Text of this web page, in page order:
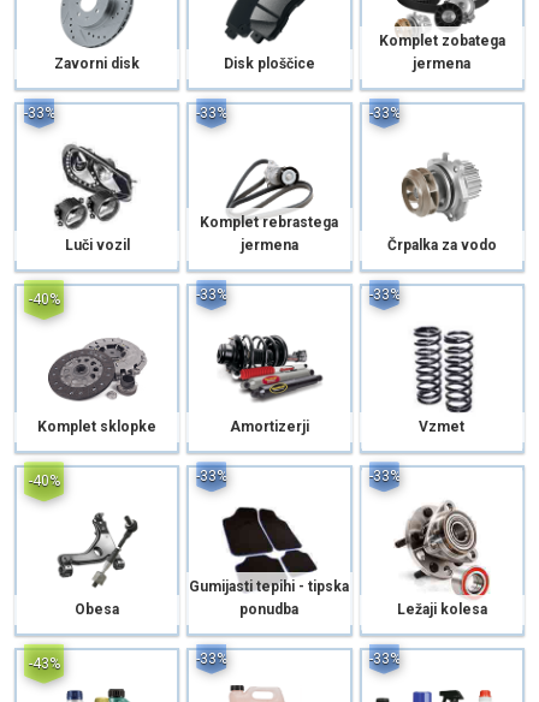
Zavorni disk Disk ploščice
Komplet zobatega
jermena
Luči vozil
-33%
Komplet rebrastega
jermena
-33%
Črpalka za vodo
-33%
Komplet sklopke
-40%
Amortizerji
-33%
Vzmet
-33%
Obesa
-40%
Gumijasti tepihi - tipska
ponudba
-33%
Ležaji kolesa
-33%
-43% -33% -33%